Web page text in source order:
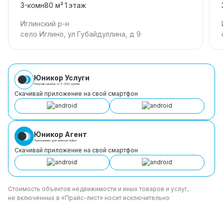
📞 Звоните прямо сейчас!Не упустите шанс
приобрести комфортный дом со всеми
удобствами в отличном районе. Договоримся о
просмотре в удобное для вас время.
3-комн80 м²1 этаж
Иглинский р-н
село Иглино, ул Губайдуллина, д 9
Юникор Услуги
Получай кешбэк от 5 000 рублей
Скачивай приложение на свой смартфон
Юникор Агент
Приложение для агентов Unikor
Скачивай приложение на свой смартфон
Стоимость объектов недвижимости и иных товаров и услуг,
не включенных в «Прайс-лист» носит исключительно